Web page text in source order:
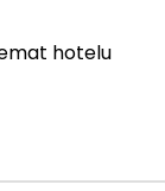
hotelu